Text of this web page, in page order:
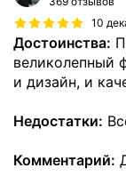
10
Достоинства:
великолепный
и дизайн, и
Недостатки:
Комментарий: